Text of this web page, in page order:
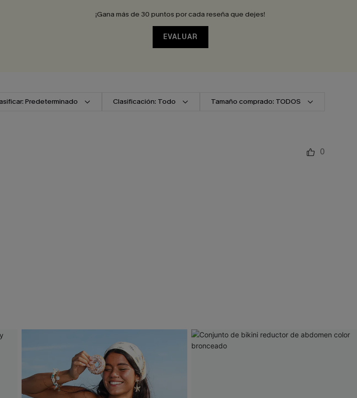
¡Gana más de 30 puntos por cada reseña que dejes!
EVALUAR
Predeterminado Clasificación: Todo Tamaño comprado: TODOS
0